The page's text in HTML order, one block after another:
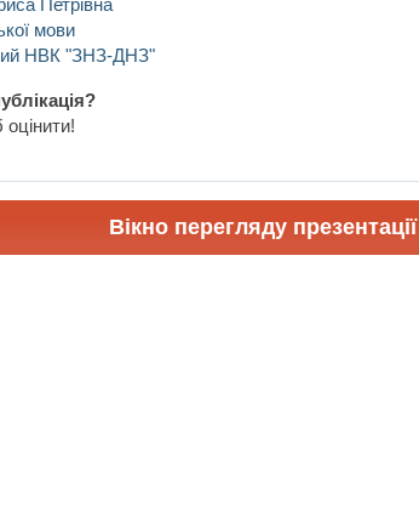
мови
НВК "ЗНЗ-ДНЗ"
оцінити!
Вікно перегляду презентації